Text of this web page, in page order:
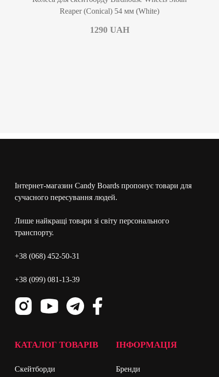
Reaper (Conical) 54 мм (White)
1290 UAH
Інтернет-магазин Candy Boards пропонує товари для
сучасного пересування людей.
Лише найкращі товари зі світу персонального
транспорту.
+38 (068) 452-50-31
+38 (099) 081-13-39
КАТАЛОГ ТОВАРІВ
Скейтборди
ІНФОРМАЦІЯ
Бренди